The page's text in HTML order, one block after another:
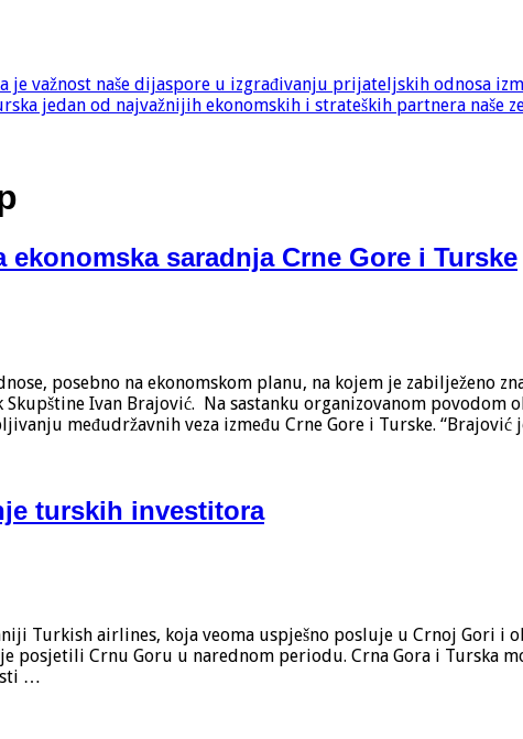
je važnost naše dijaspore u izgrađivanju prijateljskih odnosa
jedan od najvažnijih ekonomskih i strateških partnera naše
saradnja Crne Gore i Turske
posebno na ekonomskom planu, na kojem je zabilježeno
Ivan Brajović. Na sastanku organizovanom povodom
međudržavnih veza između Crne Gore i Turske.
turskih investitora
Turkish airlines, koja veoma uspješno posluje u Crnoj Gori i
posjetili Crnu Goru u narednom periodu. Crna Gora i Turska
…